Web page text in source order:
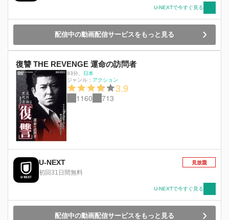
U-NEXTで今すぐ見る
配信中の動画配信サービスをもっと見る
復讐 THE REVENGE 運命の訪問者
83分
日本
ジャンル： アクション
3.9
1160 713
U-NEXT
初回31日間無料
見放題
U-NEXTで今すぐ見る
配信中の動画配信サービスをもっと見る